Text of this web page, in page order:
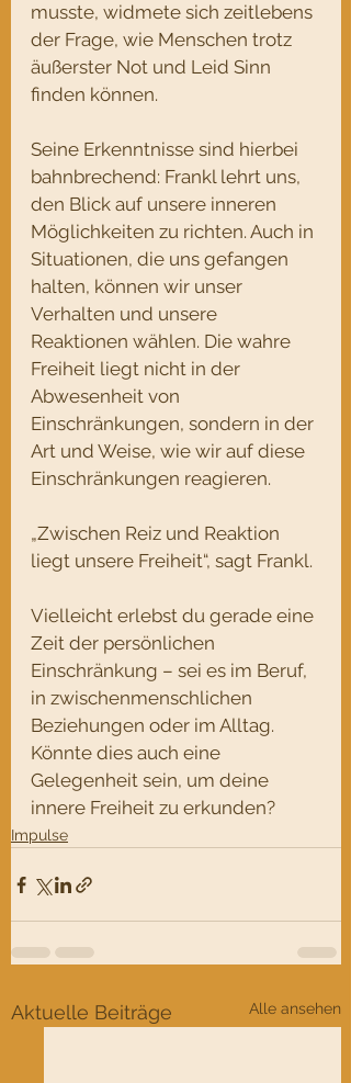
musste, widmete sich zeitlebens
der Frage, wie Menschen trotz
äußerster Not und Leid Sinn
finden können.
Seine Erkenntnisse sind hierbei
bahnbrechend: Frankl lehrt uns,
den Blick auf unsere inneren
Möglichkeiten zu richten. Auch in
Situationen, die uns gefangen
halten, können wir unser
Verhalten und unsere
Reaktionen wählen. Die wahre
Freiheit liegt nicht in der
Abwesenheit von
Einschränkungen, sondern in der
Art und Weise, wie wir auf diese
Einschränkungen reagieren.
„Zwischen Reiz und Reaktion
liegt unsere Freiheit“, sagt Frankl.
Vielleicht erlebst du gerade eine
Zeit der persönlichen
Einschränkung – sei es im Beruf,
in zwischenmenschlichen
Beziehungen oder im Alltag.
Könnte dies auch eine
Gelegenheit sein, um deine
innere Freiheit zu erkunden?
Impulse
Aktuelle Beiträge Alle ansehen